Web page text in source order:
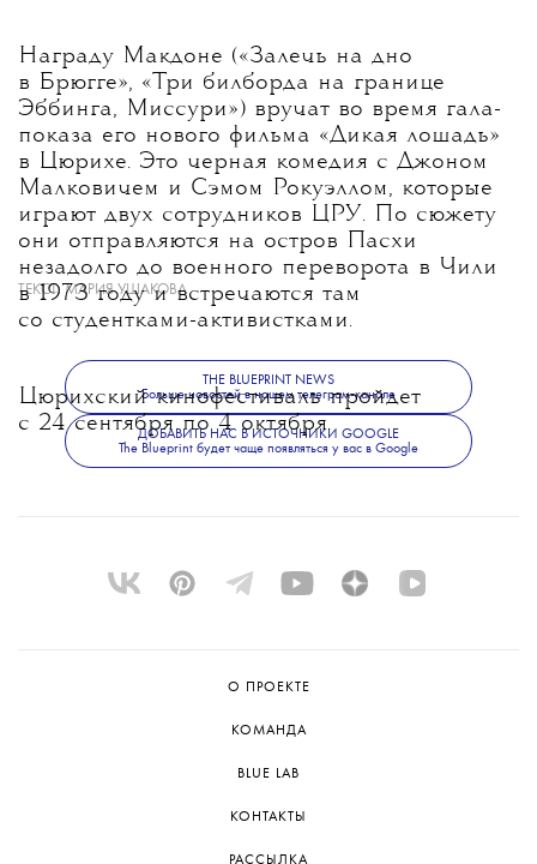
Награду Макдоне («Залечь на дно
в Брюгге», «Три билборда на границе
Эббинга, Миссури») вручат во время гала-
показа его нового фильма «Дикая лошадь»
в Цюрихе. Это черная комедия с Джоном
Малковичем и Сэмом Рокуэллом, которые
играют двух сотрудников ЦРУ. По сюжету
они отправляются на остров Пасхи
незадолго до военного переворота в Чили
в 1973 году и встречаются там
со студентками-активистками.
Цюрихский кинофестиваль пройдет
с 24 сентября по 4 октября.
ТЕКСТ:МАРИЯ УШАКОВА
THE BLUEPRINT NEWS
Больше новостей в нашем телеграм-канале
ДОБАВИТЬ НАС В ИСТОЧНИКИ GOOGLE
The Blueprint будет чаще появляться у вас в Google
О ПРОЕКТЕ
КОМАНДА
BLUE LAB
КОНТАКТЫ
РАССЫЛКА